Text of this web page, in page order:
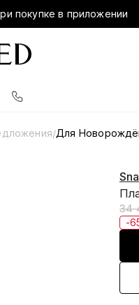
покупке в приложении
/Для
34
-